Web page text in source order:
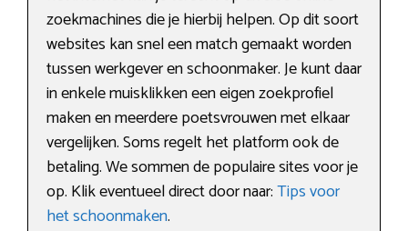
zoekmachines die je hierbij helpen. Op dit soort
websites kan snel een match gemaakt worden
tussen werkgever en schoonmaker. Je kunt daar
in enkele muisklikken een eigen zoekprofiel
maken en meerdere poetsvrouwen met elkaar
vergelijken. Soms regelt het platform ook de
betaling. We sommen de populaire sites voor je
op. Klik eventueel direct door naar:Tips voor
het schoonmaken.